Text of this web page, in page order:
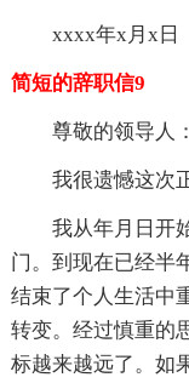
xxxx年x月x日
简短的辞职信9
尊敬的领导人：
我很遗憾这次
我从年月日开
门。到现在已经半
结束了个人生活中
转变。经过慎重的
标越来越远了。如